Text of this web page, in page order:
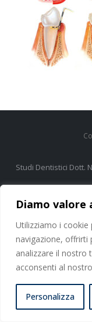
Diamo valore
Utilizziamo i cookie
navigazione, offrirti
analizzare il nostro
acconsenti al
Personalizza
Studi Dentistici Dott.